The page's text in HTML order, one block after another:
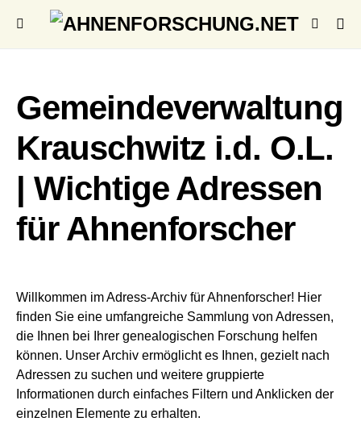
Gemeindeverwaltung
Krauschwitz i.d. O.L.
| Wichtige Adressen
für Ahnenforscher
Willkommen im Adress-Archiv für Ahnenforscher! Hier
finden Sie eine umfangreiche Sammlung von Adressen,
die Ihnen bei Ihrer genealogischen Forschung helfen
können. Unser Archiv ermöglicht es Ihnen, gezielt nach
Adressen zu suchen und weitere gruppierte
Informationen durch einfaches Filtern und Anklicken der
einzelnen Elemente zu erhalten.